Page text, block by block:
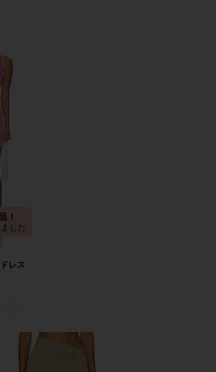
TROMPE ミニドレス
！
した
レス
HEART OF GOLD スカート